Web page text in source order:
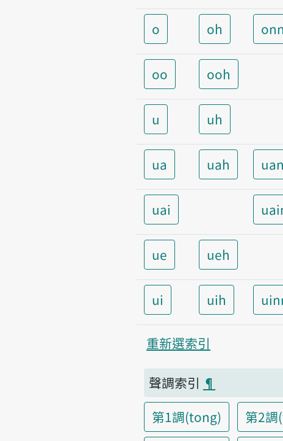
o oh onn
oo ooh
u uh
ua uah
uai
ue ueh
ui uih
重新選索引
聲調索引 ¶
第1調(tong)
第2